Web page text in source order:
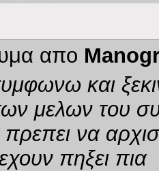
απο
και
μελων του
να
πηξει πια